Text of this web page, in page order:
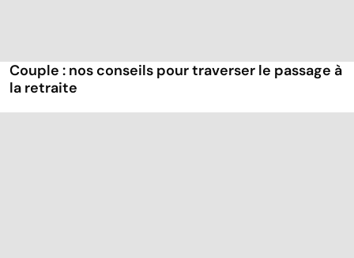
Couple : nos conseils pour traverser le passage à
la retraite